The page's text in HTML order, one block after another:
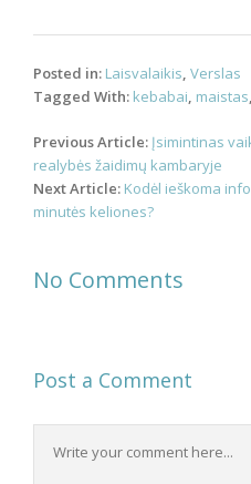
Posted in: Laisvalaikis, Verslas
Tagged With: kebabai, maistas,
Post
navigation
Previous Article: Įsimintinas
realybės žaidimų kambaryje
Next Article: Kodėl ieškoma
minutės keliones?
No Comments
Post a Comment